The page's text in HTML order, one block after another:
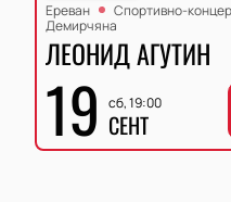
Ереван
Спортивно-
Демирчяна
ЛЕОНИД АГУТИН
19 сб, 19:00
СЕНТ